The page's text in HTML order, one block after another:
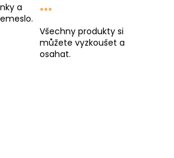
a
...
Všechny produkty si
můžete vyzkoušet a
osahat.